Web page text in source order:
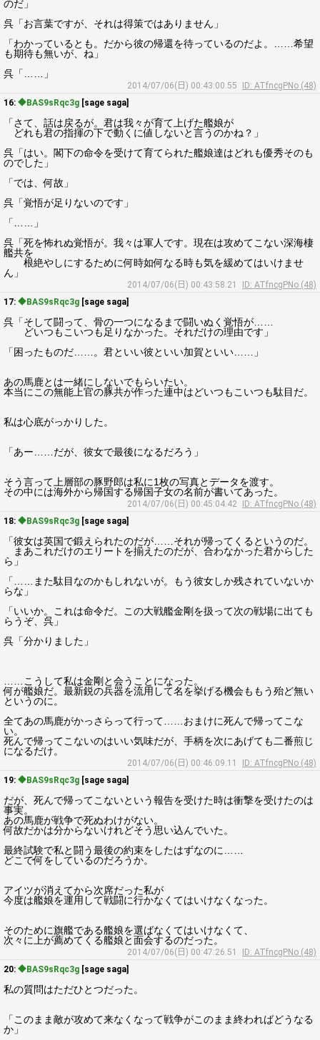
のだ」
呉「お言葉ですが、それは得策ではありません」
「わかっているとも。だから彼の帰還を待っているのだよ。……希望
も期待も無いが、ね」
呉「……」
2014/07/06(日) 00:43:00.55
ID: ATfncgPNo (48)
16: ◆BAS9sRqc3g [sage saga]
「さて、話は戻るが。君は我々が育て上げた艦娘が
どれも君の指揮の下で動くに値しないと言うのかね？」
呉「はい。閣下の命令を受けて育てられた艦娘達はどれも優秀そのも
のでした」
「では、何故」
呉「覚悟が足りないのです」
「……」
呉「死を怖れぬ覚悟が。我々は軍人です。現在は攻めてこない深海棲
艦共を
根絶やしにするために何時如何なる時も気を緩めてはいけませ
ん」
2014/07/06(日) 00:43:58.21
ID: ATfncgPNo (48)
17: ◆BAS9sRqc3g [sage saga]
呉「そして闘って、骨の一つになるまで闘いぬく覚悟が……
どいつもこいつも足りなかった。それだけの理由です」
「困ったものだ……。君といい彼といい加賀といい……」
あの馬鹿とは一緒にしないでもらいたい。
本当にこの無能上官の豚共が作った連中はどいつもこいつも駄目だ。
私は心底がっかりした。
「あー……だが、彼女で最後になるだろう」
そう言って上層部の豚野郎は私に1枚の写真とデータを渡す。
その中には海外から帰国する帰国子女の名前が書いてあった。
2014/07/06(日) 00:45:04.42
ID: ATfncgPNo (48)
18: ◆BAS9sRqc3g [sage saga]
「彼女は英国で鍛えられたのだが……それが帰ってくるというのだ。
まあこれだけのエリートを揃えたのだが、合わなかった君からした
ら」
「……また駄目なのかもしれないが。もう彼女しか残されていないか
らな」
「いいか。これは命令だ。この大戦艦金剛を扱って次の戦場に出ても
らうぞ、呉」
呉「分かりました」
……こうして私は金剛と会うことになった。
何が艦娘だ。最新鋭の兵器を流用して名を挙げる機会ももう殆ど無い
というのに。
全てあの馬鹿がかっさらって行って……おまけに死んで帰ってこな
い。
死んで帰ってこないのはいい気味だが、手柄を次にあげても二番煎じ
になるだけ。
2014/07/06(日) 00:46:09.11
ID: ATfncgPNo (48)
19: ◆BAS9sRqc3g [sage saga]
だが、死んで帰ってこないという報告を受けた時は衝撃を受けたのは
事実。
あの馬鹿が戦争で死ぬわけがない。
何故だかは分からないけれどそう思い込んでいた。
最終試験で私と闘う最後の約束をしたはずなのに……
どこで何をしているのだろうか。
アイツが消えてから次席だった私が
今度は艦娘を運用して戦闘に行かなくてはいけなくなった。
そのために旗艦である艦娘を選ばなくてはいけなくて、
次々に上が薦めてくる艦娘と面会するのだった。
2014/07/06(日) 00:47:26.51
ID: ATfncgPNo (48)
20: ◆BAS9sRqc3g [sage saga]
私の質問はただひとつだった。
「このまま敵が攻めて来なくなって戦争がこのまま終わればどうなる
か」